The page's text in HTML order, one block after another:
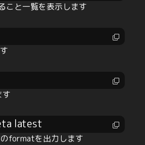
こと一覧を表示します
す
latest
formatを出力します